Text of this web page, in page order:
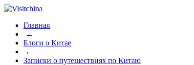
Главная
←
Блоги о Китае
←
Записки о путешествиях по Китаю